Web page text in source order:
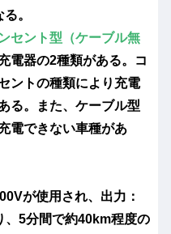
。
セント型（ケーブル無
電器の2種類がある。コ
ントの種類により充電
る。また、ケーブル型
電できない車種があ
が使用され、出力：
、5分間で約40km程度の